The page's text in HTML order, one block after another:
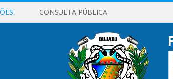
CONSULTA PÚBLICA